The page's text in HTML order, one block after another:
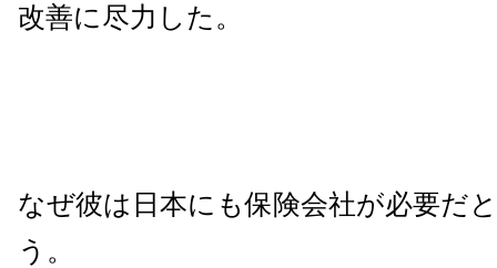
改善に尽力した。
なぜ彼は日本にも保険会社が必要だ
う。